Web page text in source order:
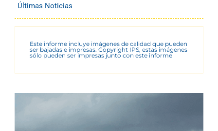
Últimas Noticias
Este informe incluye imágenes de calidad que pueden
ser bajadas e impresas. Copyright IPS, estas imágenes
sólo pueden ser impresas junto con este informe